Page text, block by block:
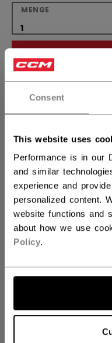
Consent
This website uses
Performance is in our
and similar
experience and
personalized content.
website functions and
about how we use
Policy.
MENGE
IN DEN WARENKORB
Kostenfreie
PRODUKTFOTOS